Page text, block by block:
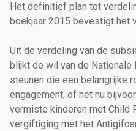
Het definitief plan tot
boekjaar 2015 bevestigt het
Uit de verdeling van de
blijkt de wil van de
steunen die een belangrijke
engagement, of het nu
vermiste kinderen met Child
vergiftiging met het